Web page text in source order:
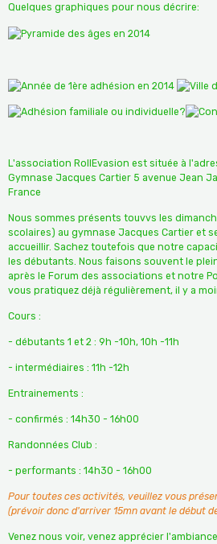
Quelques graphiques pour nous décrire:
L'association RollEvasion est située à
Gymnase Jacques Cartier 5 avenue Jean
France
Nous sommes présents touvvs les
scolaires) au gymnase Jacques Cartier et
accueillir. Sachez toutefois que notre
les débutants. Nous faisons souvent le
après le Forum des associations et notre
vous pratiquez déjà régulièrement, il y a
Cours :
- débutants 1 et 2 : 9h -10h, 10h -11h
- intermédiaires : 11h -12h
Entrainements :
- confirmés : 14h30 - 16h00
Randonnées Club :
- performants : 14h30 - 16h00
Pour toutes ces activités, veuillez vous
(prévoir donc d'arriver 15mn avant le début
Venez nous voir, venez apprécier